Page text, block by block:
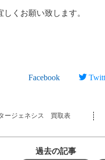
くお願い致します。
Facebook
ージェネシス 買取表
過去の記事